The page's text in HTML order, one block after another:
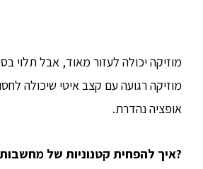
מוזיקה יכולה לעזור מאוד, אבל תלוי
מוזיקה רגועה עם קצב איטי שיכולה
אופציה נהדרת.
?איך להפחית קטנוניות של